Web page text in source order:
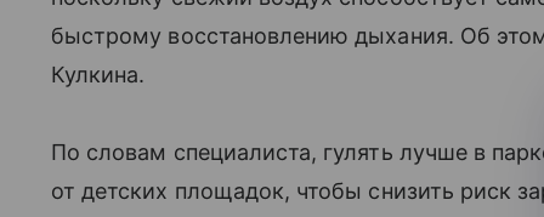
быстрому восстановлению дыхания. Об
Кулкина.
По словам специалиста, гулять лучше в
от детских площадок, чтобы снизить риск